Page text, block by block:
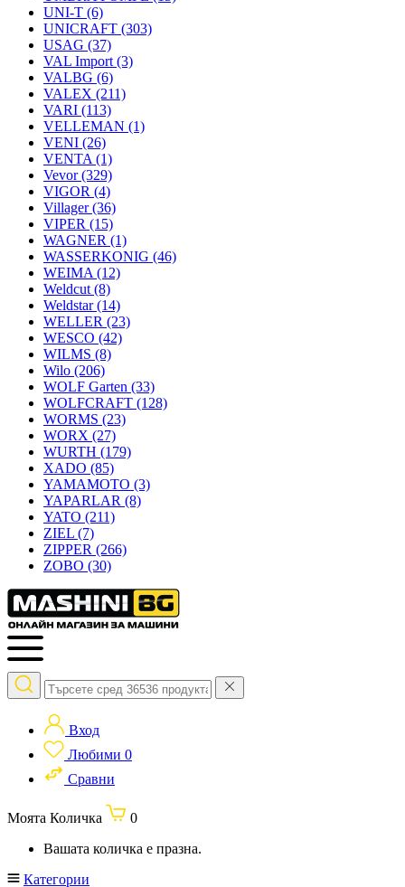
UNI-T (6)
UNICRAFT (303)
USAG (37)
VAL Import (3)
VALBG (6)
VALEX (211)
VARI (113)
VELLEMAN (1)
VENI (26)
VENTA (1)
Vevor(329)
VIGOR (4)
Villager(36)
VIPER (15)
WAGNER (1)
WASSERKONIG (46)
WEIMA (12)
Weldcut (8)
Weldstar(14)
WELLER (23)
WESCO (42)
WILMS (8)
Wilo (206)
WOLF Garten (33)
WOLFCRAFT (128)
WORMS (23)
WORX (27)
WURTH (179)
XADO (85)
YAMAMOTO (3)
YAPARLAR (8)
YATO (211)
ZIEL (7)
ZIPPER (266)
ZOBO (30)
Вход
Любими 0
Сравни
Моята Количка
0
Вашата количка е празна.
Категории